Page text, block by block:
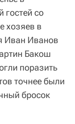
гостей со
хозяев в
Иван Иванов
Бакош
поразить
точнее были
бросок